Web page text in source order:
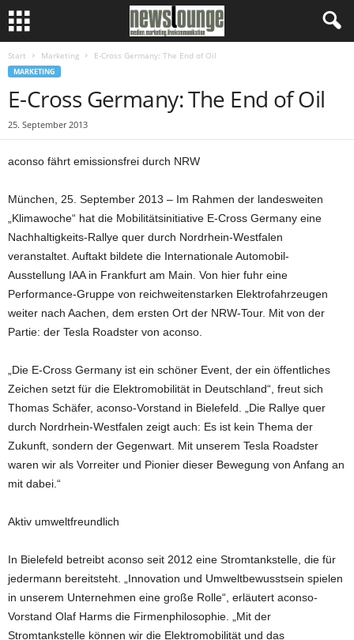
Start Marketing E-Cross Germany: The End of Oil
MARKETING
E-Cross Germany: The End of Oil
25. September 2013
aconso fährt emissionsfrei durch NRW
München, 25. September 2013 – Im Rahmen der landesweiten
„Klimawoche“ hat die Mobilitätsinitiative E-Cross Germany eine
Nachhaltigkeits-Rallye quer durch Nordrhein-Westfalen
veranstaltet. Auftakt bildete die Internationale Automobil-
Ausstellung IAA in Frankfurt am Main. Von hier fuhr eine
Performance-Gruppe von reichweitenstarken Elektrofahrzeugen
weiter nach Aachen, dem ersten Ort der NRW-Tour. Mit von der
Partie: der Tesla Roadster von aconso.
„Die E-Cross Germany ist ein schöner Event, der ein öffentliches
Zeichen setzt für die Elektromobilität in Deutschland“, freut sich
Thomas Schäfer, aconso-Vorstand in Bielefeld. „Die Rallye quer
durch Nordrhein-Westfalen zeigt auch: Es ist kein Thema der
Zukunft, sondern der Gegenwart. Mit unserem Tesla Roadster
waren wir als Vorreiter und Pionier dieser Bewegung von Anfang an
mit dabei.“
Aktiv umweltfreundlich
In Bielefeld betreibt aconso seit 2012 eine Stromtankstelle, die für
jedermann bereitsteht. „Innovation und Umweltbewusstsein spielen
in unserem Unternehmen eine große Rolle“, erläutert aconso-
Vorstand Olaf Harms die Firmenphilosophie. „Mit der
Stromtankstelle können wir die Elektromobilität und das